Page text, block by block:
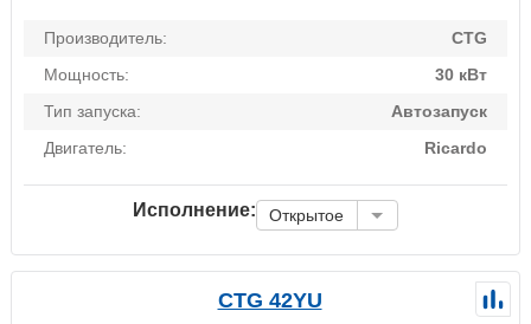
Производитель:
CTG
Мощность:
30 кВт
Тип запуска:
Автозапуск
Двигатель:
Ricardo
Исполнение: Открытое
CTG 42YU